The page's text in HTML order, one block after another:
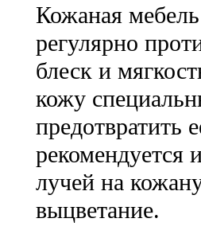
Кожаная
регулярно
блеск и
кожу
предотвратить
рекомендуется
лучей на
выцветание.